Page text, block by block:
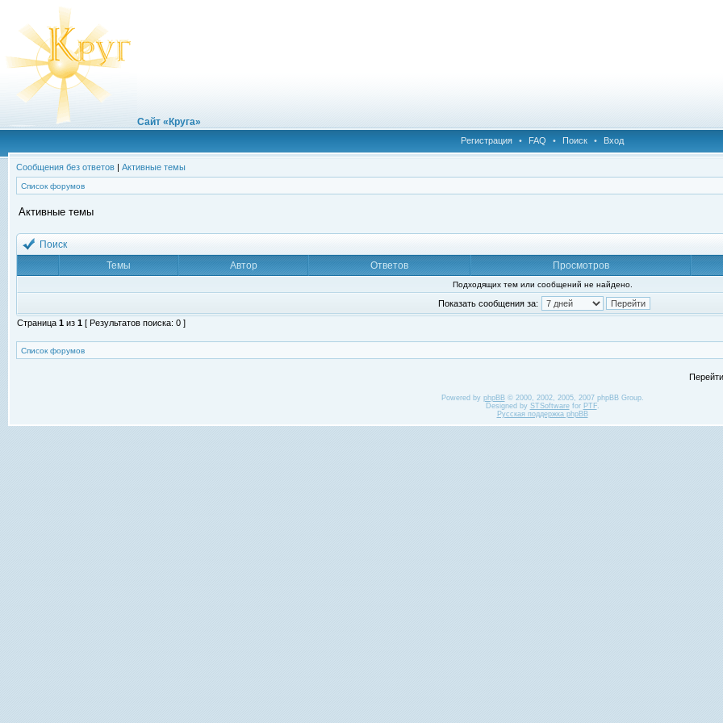
Сайт «Круга»
Регистрация • FAQ • Поиск • Вход
Сообщения без ответов | Активные темы
Список форумов
Активные темы
Поиск
Темы
Автор Ответов Просмотров
Подходящих тем или сообщений не найдено.
Показать сообщения за:
Страница 1 из 1 [ Результатов поиска: 0 ]
Список форумов
Powered by phpBB© 2000, 2002, 2005, 2007 phpBB Group.
Designed by STSoftwarefor PTF.
Русская поддержка phpBB